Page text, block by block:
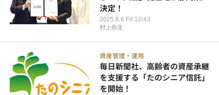
2025.6.6 Fri 10:43
決定！
村上弥生
資産管理・運用
毎日新聞社、高齢者の資産承継
を支援する「たのシニア信託」
を開始！